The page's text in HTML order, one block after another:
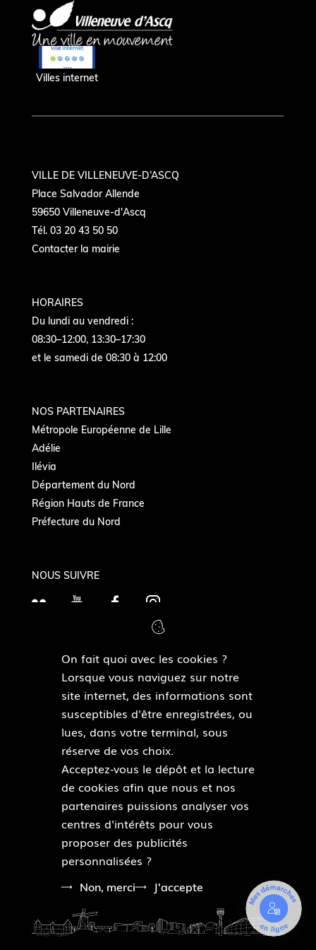
On fait quoi avec les cookies ?
Lorsque vous naviguez sur notre
site internet, des informations sont
susceptibles d'être enregistrées, ou
lues, dans votre terminal, sous
réserve de vos choix.
Acceptez-vous le dépôt et la lecture
de cookies afin que nous et nos
partenaires puissions analyser vos
centres d'intérêts pour vous
proposer des publicités
personnalisées ?
Non, merci J'accepte
M
e
s
Villes internet
VILLE DE VILLENEUVE-D’ASCQ
Place Salvador Allende
59650 Villeneuve-d'Ascq
Tél. 03 20 43 50 50
Contacter la mairie
HORAIRES
Du lundi au vendredi :
08:30–12:00, 13:30–17:30
et le samedi de 08:30 à 12:00
NOS PARTENAIRES
Métropole Européenne de Lille
Adélie
Ilévia
Département du Nord
Région Hauts de France
Préfecture du Nord
NOUS SUIVRE
F
Y
T
u
b
e
F
e
b
o
o
k
I
t
a
g
r
a
m
MAIRIES DE QUARTIERS
Découvrir les mairies de quartiers
ESPACE PRESSE
Accéder à l’espace presse
page
Plan du site
Mentions légales
Accessibilité : partiellement conforme
Données personnelles